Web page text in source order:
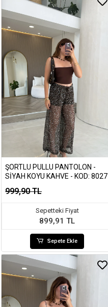
ŞORTLU PULLU PANTOLON -
SIYAH KOYU KAHVE - KOD: 8027
999,90 TL
Sepetteki Fiyat
899,91 TL
Sepete Ekle